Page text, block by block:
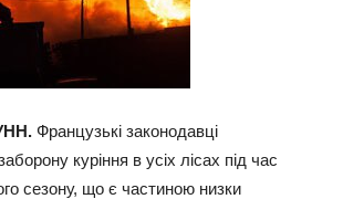
Французькі законодавці
куріння в усіх лісах під час
сезону, що є частиною низки